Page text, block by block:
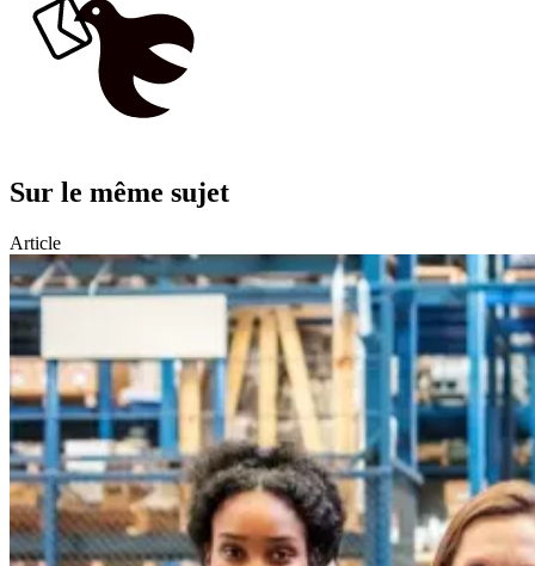
Sur le même sujet
Article